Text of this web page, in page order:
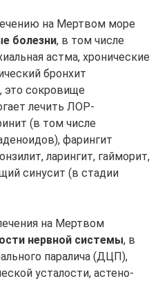
на Мертвом море
болезни, в том числе
астма, хронические
бронхит
это сокровище
лечить ЛОР-
(в том числе
фарингит
ларингит, гайморит,
синусит (в стадии
на Мертвом
нервной системы, в
паралича (ДЦП),
усталости, астено-